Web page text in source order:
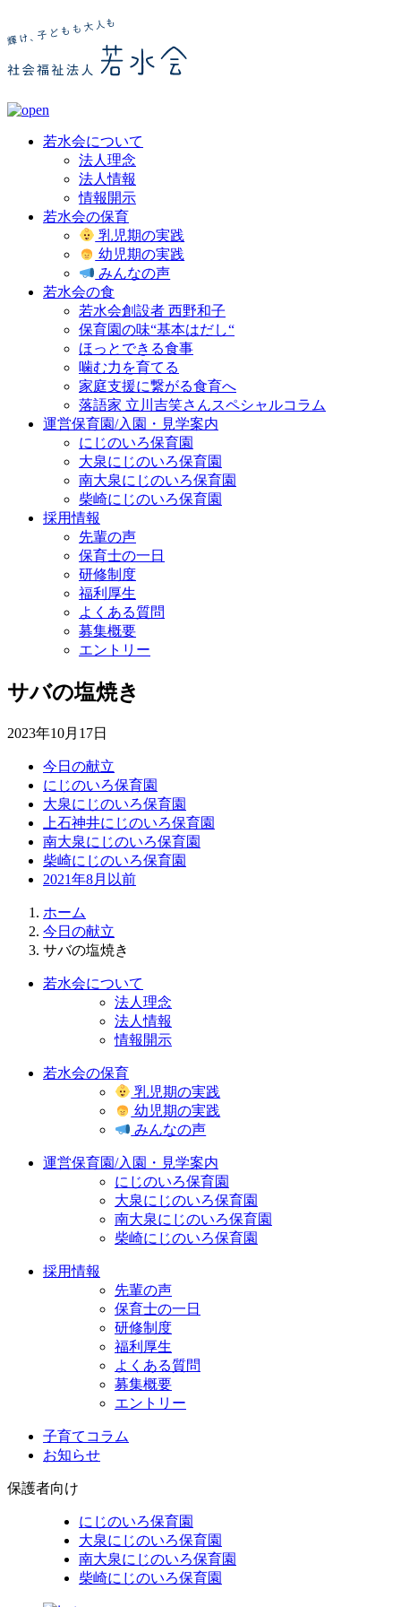
若水会について
法人理念
法人情報
情報開示
若水会の保育
乳児期の実践
幼児期の実践
みんなの声
若水会の食
若水会創設者 西野和子
保育園の味“基本はだし“
ほっとできる食事
噛む力を育てる
家庭支援に繋がる食育へ
落語家 立川吉笑さんスペシャルコラム
運営保育園/入園・見学案内
にじのいろ保育園
大泉にじのいろ保育園
南大泉にじのいろ保育園
柴崎にじのいろ保育園
採用情報
先輩の声
保育士の一日
研修制度
福利厚生
よくある質問
募集概要
エントリー
サバの塩焼き
2023年10月17日
今日の献立
にじのいろ保育園
大泉にじのいろ保育園
上石神井にじのいろ保育園
南大泉にじのいろ保育園
柴崎にじのいろ保育園
2021年8月以前
ホーム
今日の献立
サバの塩焼き
若水会について
法人理念
法人情報
情報開示
若水会の保育
乳児期の実践
幼児期の実践
みんなの声
運営保育園/入園・見学案内
にじのいろ保育園
大泉にじのいろ保育園
南大泉にじのいろ保育園
柴崎にじのいろ保育園
採用情報
先輩の声
保育士の一日
研修制度
福利厚生
よくある質問
募集概要
エントリー
子育てコラム
お知らせ
保護者向け
にじのいろ保育園
大泉にじのいろ保育園
南大泉にじのいろ保育園
柴崎にじのいろ保育園